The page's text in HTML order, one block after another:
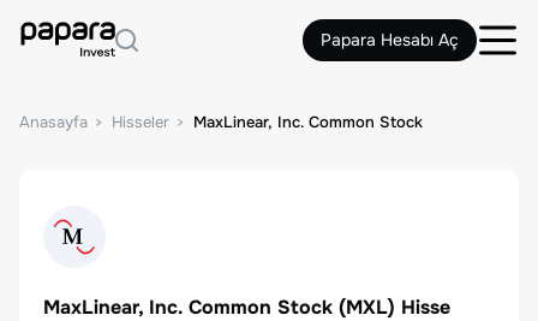
Papara Hesabı Aç
Anasayfa Hisseler MaxLinear, Inc. Common Stock
MaxLinear, Inc. Common Stock (MXL) Hisse